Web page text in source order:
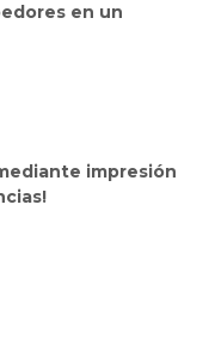
en un
impresión